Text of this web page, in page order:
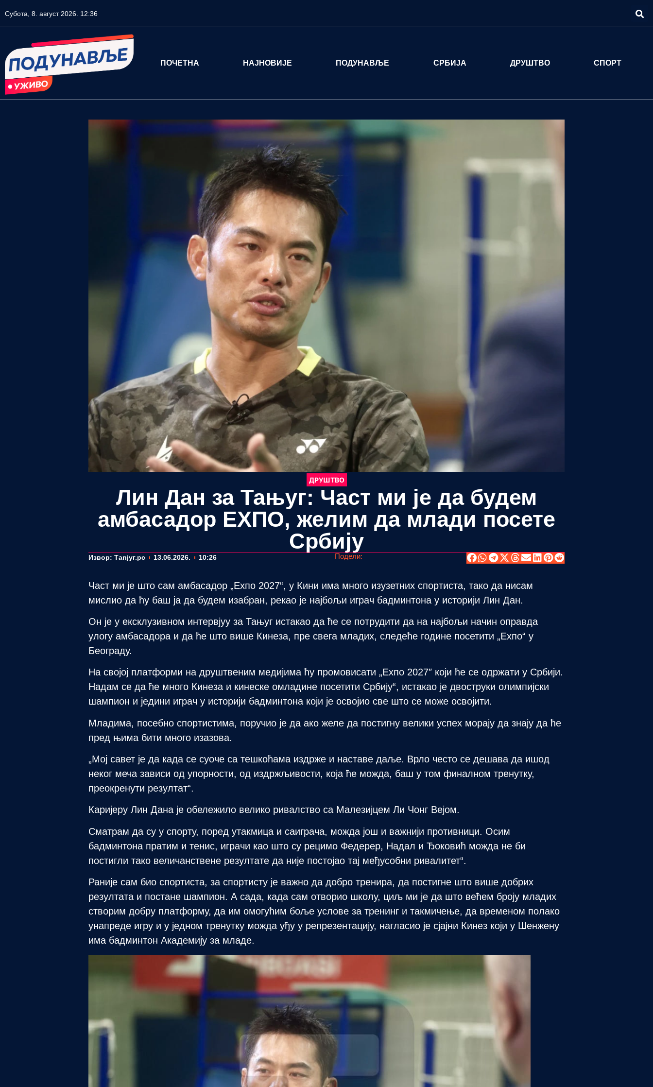
Субота, 8. август 2026. 12:36
ПОЧЕТНА НАЈНОВИЈЕ ПОДУНАВЉЕ СРБИЈА ДРУШТВО СПОРТ
ДРУШТВО
Лин Дан за Тањуг: Част ми је да будем
амбасадор ЕXПО, желим да млади посете
Србију
Извор: Таnjyг.рс 13.06.2026. 10:26 Подели:
Част ми је што сам амбасадор „Еxпо 2027“, у Кини има много изузетних спортиста, тако да нисам
мислио да ћу баш ја да будем изабран, рекао је најбољи играч бадминтона у историји Лин Дан.
Он је у ексклузивном интервјуу за Тањуг истакао да ће се потрудити да на најбољи начин оправда
улогу амбасадора и да ће што више Кинеза, пре свега младих, следеће године посетити „Еxпо“ у
Београду.
На својој платформи на друштвеним медијима ћу промовисати „Еxпо 2027″ који ће се одржати у Србији.
Надам се да ће много Кинеза и кинеске омладине посетити Србију“, истакао је двоструки олимпијски
шампион и једини играч у историји бадминтона који је освојио све што се може освојити.
Младима, посебно спортистима, поручио је да ако желе да постигну велики успех морају да знају да ће
пред њима бити много изазова.
„Мој савет је да када се суоче са тешкоћама издрже и наставе даље. Врло често се дешава да ишод
неког меча зависи од упорности, од издржљивости, која ће можда, баш у том финалном тренутку,
преокренути резултат“.
Каријеру Лин Дана је обележило велико ривалство са Малезијцем Ли Чонг Вејом.
Сматрам да су у спорту, поред утакмица и саиграча, можда још и важнији противници. Осим
бадминтона пратим и тенис, играчи као што су рецимо Федерер, Надал и Ђоковић можда не би
постигли тако величанствене резултате да није постојао тај међусобни ривалитет“.
Раније сам био спортиста, за спортисту је важно да добро тренира, да постигне што више добрих
резултата и постане шампион. А сада, када сам отворио школу, циљ ми је да што већем броју младих
створим добру платформу, да им омогућим боље услове за тренинг и такмичење, да временом полако
унапреде игру и у једном тренутку можда уђу у репрезентацију, нагласио је сјајни Кинез који у Шенжену
има бадминтон Академију за младе.